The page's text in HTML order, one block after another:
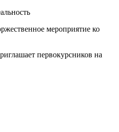
мероприятие ко
первокурсников на